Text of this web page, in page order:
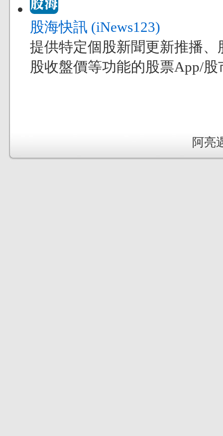
股海快訊 (iNews123)
提供特定個股新聞更新推播
股收盤價等功能的股票App/股
阿亮